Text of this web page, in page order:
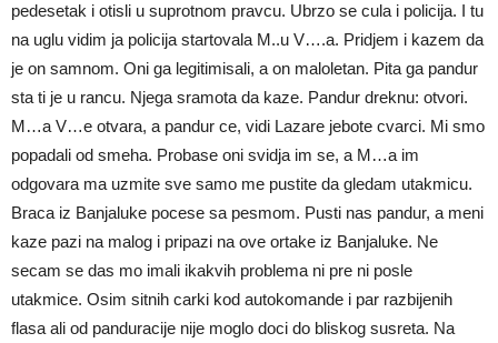
pedesetak i otisli u suprotnom pravcu. Ubrzo se cula i policija. I tu
na uglu vidim ja policija startovala M..u V….a. Pridjem i kazem da
je on samnom. Oni ga legitimisali, a on maloletan. Pita ga pandur
sta ti je u rancu. Njega sramota da kaze. Pandur dreknu: otvori.
M…a V…e otvara, a pandur ce, vidi Lazare jebote cvarci. Mi smo
popadali od smeha. Probase oni svidja im se, a M…a im
odgovara ma uzmite sve samo me pustite da gledam utakmicu.
Braca iz Banjaluke pocese sa pesmom. Pusti nas pandur, a meni
kaze pazi na malog i pripazi na ove ortake iz Banjaluke. Ne
secam se das mo imali ikakvih problema ni pre ni posle
utakmice. Osim sitnih carki kod autokomande i par razbijenih
flasa ali od panduracije nije moglo doci do bliskog susreta. Na